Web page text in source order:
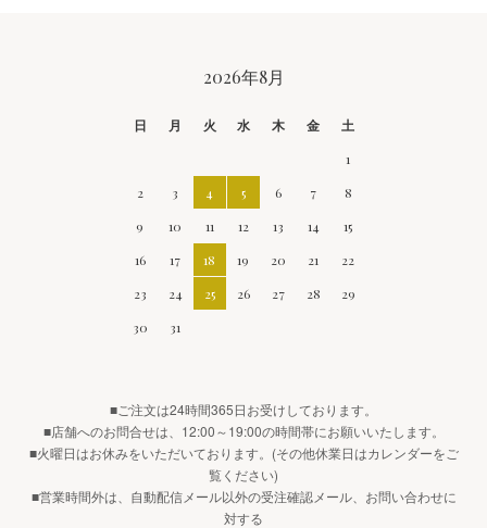
2026年8月
日 月 火 水 木 金
土
1
2
3 4 5 6 7
8
9
10 11 12 13 14
15
16
17 18 19 20 21
22
23
24 25 26 27 28
29
30
31
■ご注文は24時間365日お受けしております。
■店舗へのお問合せは、12:00～19:00の時間帯にお願いいたします。
■火曜日はお休みをいただいております。(その他休業日はカレンダーをご
覧ください)
■営業時間外は、自動配信メール以外の受注確認メール、お問い合わせに
対する